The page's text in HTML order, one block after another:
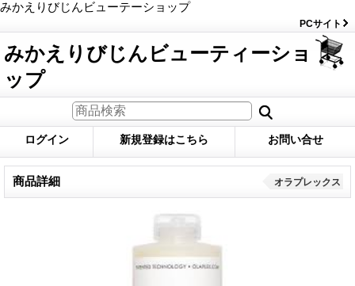
みかえりびじんビューテーショップ
PCサイト
みかえりびじんビューティーショ
ップ
ログイン 新規登録はこちら お問い合せ
商品詳細 オラプレックス